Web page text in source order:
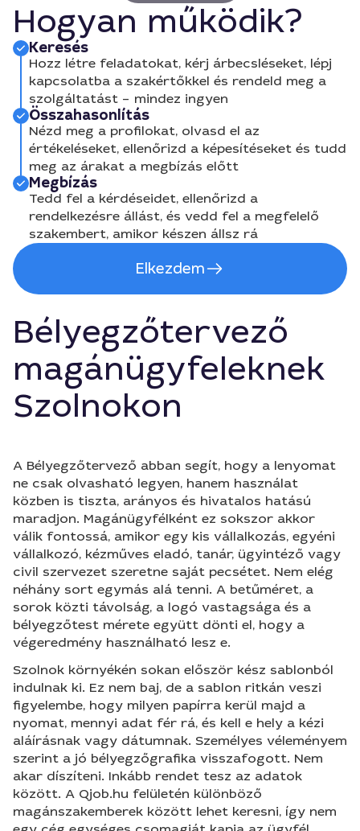
Hogyan működik?
Keresés
Hozz létre feladatokat, kérj árbecsléseket, lépj
kapcsolatba a szakértőkkel és rendeld meg a
szolgáltatást – mindez ingyen
Összahasonlítás
Nézd meg a profilokat, olvasd el az
értékeléseket, ellenőrizd a képesítéseket és tudd
meg az árakat a megbízás előtt
Megbízás
Tedd fel a kérdéseidet, ellenőrizd a
rendelkezésre állást, és vedd fel a megfelelő
szakembert, amikor készen állsz rá
Elkezdem
Bélyegzőtervező
magánügyfeleknek
Szolnokon
A Bélyegzőtervező abban segít, hogy a lenyomat
ne csak olvasható legyen, hanem használat
közben is tiszta, arányos és hivatalos hatású
maradjon. Magánügyfélként ez sokszor akkor
válik fontossá, amikor egy kis vállalkozás, egyéni
vállalkozó, kézműves eladó, tanár, ügyintéző vagy
civil szervezet szeretne saját pecsétet. Nem elég
néhány sort egymás alá tenni. A betűméret, a
sorok közti távolság, a logó vastagsága és a
bélyegzőtest mérete együtt dönti el, hogy a
végeredmény használható lesz e.
Szolnok környékén sokan először kész sablonból
indulnak ki. Ez nem baj, de a sablon ritkán veszi
figyelembe, hogy milyen papírra kerül majd a
nyomat, mennyi adat fér rá, és kell e hely a kézi
aláírásnak vagy dátumnak. Személyes véleményem
szerint a jó bélyegzőgrafika visszafogott. Nem
akar díszíteni. Inkább rendet tesz az adatok
között. A Qjob.hu felületén különböző
magánszakemberek között lehet keresni, így nem